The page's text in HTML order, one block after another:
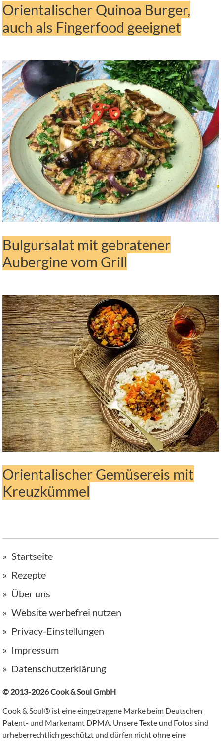
Orientalischer Quinoa Burger,
auch als Fingerfood geeignet
Bulgursalat mit gebratener
Aubergine vom Grill
Orientalischer Gemüsereis mit
Kreuzkümmel
Startseite
Rezepte
Über uns
Website werbefrei nutzen
Privacy-Einstellungen
Impressum
Datenschutzerklärung
© 2013-2026 Cook & Soul GmbH
Cook & Soul® ist eine eingetragene Marke beim Deutschen
Patent- und Markenamt DPMA. Unsere Texte und Fotos sind
urheberrechtlich geschützt und dürfen nicht ohne eine